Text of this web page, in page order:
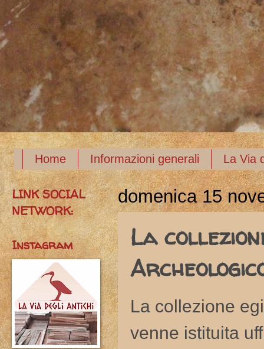
Home Informazioni generali La Via
domenica 15
La
La collezione
venne istituita
LINK SOCIAL
NETWORK:
Instagram